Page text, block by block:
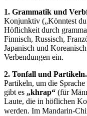
1. Grammatik und
Konjunktiv („Könntest
Höflichkeit durch
Finnisch, Russisch,
Japanisch und
Verbendungen ein.
2. Tonfall und Partikeln.
Partikeln, um die
gibt es „khrap“ (für
Laute, die in höflichen
werden. Im Mandarin-